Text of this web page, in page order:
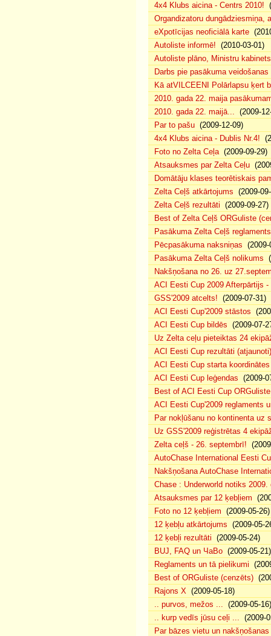
4x4 Klubs aicina - Centrs 2010!
Organdizatoru dungādziesmiņa,
eXpotīcijas neoficiālā karte
Autoliste informē! (2010-03-01)
Autoliste plāno, Ministru
Darbs pie pasākuma
Kā atVILCEENI Polārlapsu ķert
2010. gada 22. maija
2010. gada 22. maijā... (2009-
Par to pašu (2009-12-09)
4x4 Klubs aicina - Dublis Nr.4!
Foto no Zelta Ceļa(2009-09-29)
Atsauksmes par Zelta Ceļu
Domātāju klases teorētiskais
Zelta Ceļš atkārtojums (2009-
Zelta Ceļš rezultāti (2009-09-27)
Best of Zelta Ceļš ORGuliste
Pasākuma Zelta Ceļš reglaments
Pēcpasākuma naksniņas (2009-
Pasākuma Zelta Ceļš nolikums
Nakšņošana no 26. uz
ACI Eesti Cup 2009 Afterpārtijs -
GSS'2009 atcelts! (2009-07-31)
ACI Eesti Cup'2009 stāstos
ACI Eesti Cup bildēs (2009-07-
Uz Zelta ceļu pieteiktas 24
ACI Eesti Cup rezultāti (atjaunoti)
ACI Eesti Cup starta koordinātes
ACI Eesti Cup leģendas (2009-
Best of ACI Eesti Cup
ACI Eesti Cup'2009 reglaments
Par nokļūšanu no kontinenta uz
Uz GSS'2009 reģistrētas 4
Zelta ceļš - 26. septembrī!
AutoChase International Eesti
Nakšņošana AutoChase
Chase : Underworld notiks 2009.
Atsauksmes par 12 ķebļiem
Foto no 12 ķebļiem (2009-05-26)
12 ķebļu atkārtojums (2009-05-
12 ķebļi rezultāti (2009-05-24)
BUJ, FAQ un ЧаВо (2009-05-21)
Reglaments un tā pielikumi
Best of ORGuliste (cenzēts)
Rajons X (2009-05-18)
.. purvos, mežos ... (2009-05-16)
.. kurp vedīs jūsu ceļi ... (2009-
Par bāzes vietu un